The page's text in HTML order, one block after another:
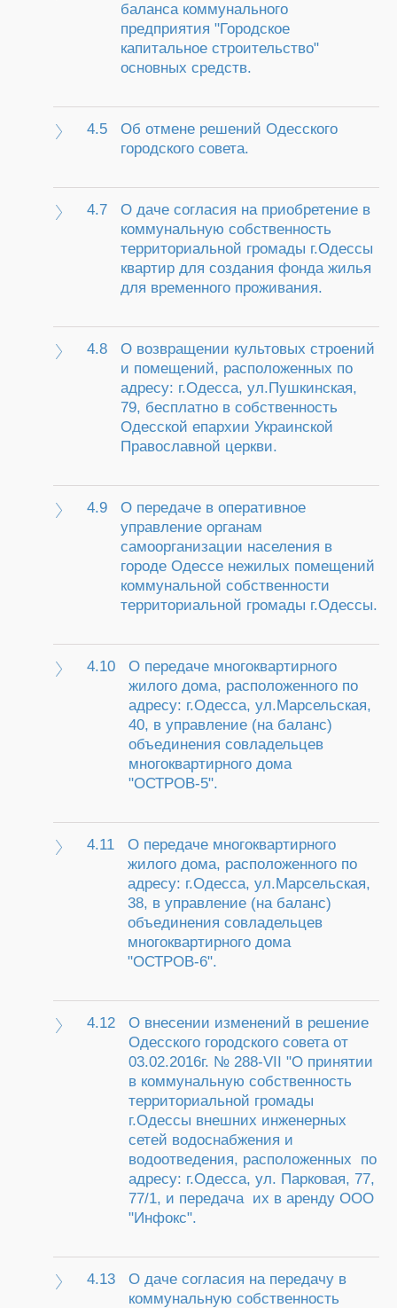
баланса коммунального
предприятия "Городское
капитальное строительство"
основных средств.
4.5
Об отмене решений Одесского
городского совета.
4.7
О даче согласия на приобретение в
коммунальную собственность
территориальной громады г.Одессы
квартир для создания фонда жилья
для временного проживания.
4.8
О возвращении культовых строений
и помещений, расположенных по
адресу: г.Одесса, ул.Пушкинская,
79, бесплатно в собственность
Одесской епархии Украинской
Православной церкви.
4.9
О передаче в оперативное
управление органам
самоорганизации населения в
городе Одессе нежилых помещений
коммунальной собственности
территориальной громады г.Одессы.
4.10
О передаче многоквартирного
жилого дома, расположенного по
адресу: г.Одесса, ул.Марсельская,
40, в управление (на баланс)
объединения совладельцев
многоквартирного дома
"ОСТРОВ-5".
4.11
О передаче многоквартирного
жилого дома, расположенного по
адресу: г.Одесса, ул.Марсельская,
38, в управление (на баланс)
объединения совладельцев
многоквартирного дома
"ОСТРОВ-6".
4.12
О внесении изменений в решение
Одесского городского совета от
03.02.2016г. № 288-VII "О принятии
в коммунальную собственность
территориальной громады
г.Одессы внешних инженерных
сетей водоснабжения и
водоотведения, расположенных по
адресу: г.Одесса, ул. Парковая, 77,
77/1, и передача их в аренду ООО
"Инфокс".
4.13
О даче согласия на передачу в
коммунальную собственность